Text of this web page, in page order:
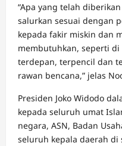
“Apa yang telah
salurkan sesuai dengan
kepada fakir miskin dan
membutuhkan, seperti
terdepan, terpencil dan
rawan bencana,” jelas
Presiden Joko Widodo
kepada seluruh umat
negara, ASN, Badan
seluruh kepala daerah